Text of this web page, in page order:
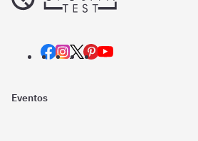
Eventos